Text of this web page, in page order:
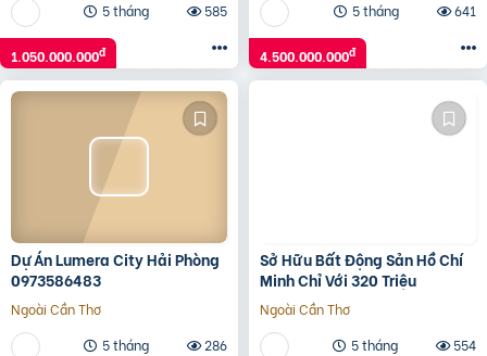
5 tháng
585
1.050.000.000đ
5 tháng
641
4.500.000.000đ
Dự Án Lumera City Hải Phòng
0973586483
Ngoài Cần Thơ
5 tháng
286
Sở Hữu Bất Động Sản Hồ Chí
Minh Chỉ Với 320 Triệu
Ngoài Cần Thơ
5 tháng
554